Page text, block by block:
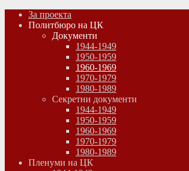
За проекта
Политбюро на ЦК
Документи
1944-1949
1950-1959
1960-1969
1970-1979
1980-1989
Секретни документи
1944-1949
1950-1959
1960-1969
1970-1979
1980-1989
Пленуми на ЦК